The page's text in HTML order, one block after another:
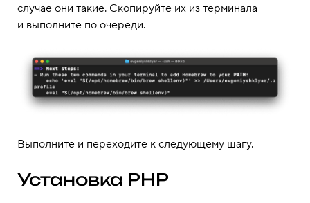
случае они такие. Скопируйте их из терминала
и выполните по очереди.
Выполните и переходите к следующему шагу.
Установка PHP